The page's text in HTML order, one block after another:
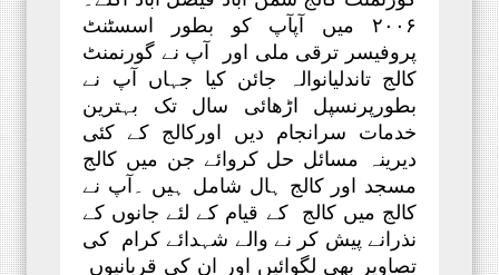
۲۰۰۶ میں آپآپ کو بطور اسسٹنٹ
پروفیسر ترقی ملی اور آپ نے گورنمنٹ
کالج تاندلیانوالہ جائن کیا جہاں آپ نے
بطورپرنسپل اڑھائی سال تک بہترین
خدمات سرانجام دیں اورکالج کے کئی
دیرینہ مسائل حل کروائے جن میں کالج
مسجد اور کالج ہال شامل ہیں ۔آپ نے
کالج میں کالج کے قیام کے لئے جانوں کے
نذرانے پیش کر نے والے شہدائے کرام کی
تصاویر بھی لگوائیں اور ان کی قربانیوں